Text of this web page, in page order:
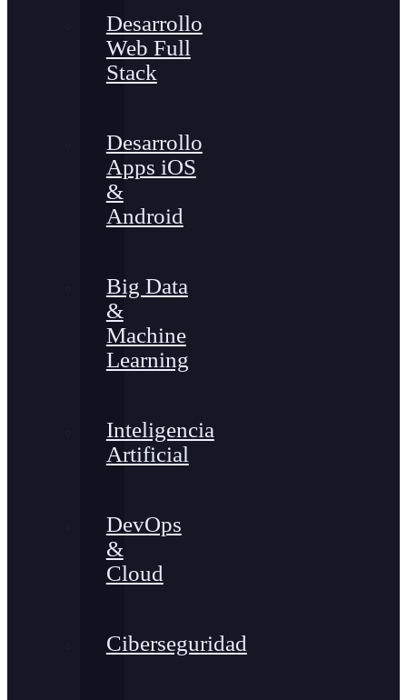
Desarrollo
Web Full
Stack
Desarrollo
Apps iOS
&
Android
Big Data
&
Machine
Learning
Inteligencia
Artificial
DevOps
&
Cloud
Ciberseguridad